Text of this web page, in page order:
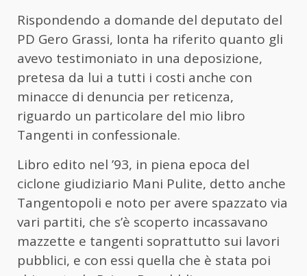
Rispondendo a domande del deputato del
PD Gero Grassi, Ionta ha riferito quanto gli
avevo testimoniato in una deposizione,
pretesa da lui a tutti i costi anche con
minacce di denuncia per reticenza,
riguardo un particolare del mio libro
Tangenti in confessionale.
Libro edito nel ’93, in piena epoca del
ciclone giudiziario Mani Pulite, detto anche
Tangentopoli e noto per avere spazzato via
vari partiti, che s’è scoperto incassavano
mazzette e tangenti soprattutto sui lavori
pubblici, e con essi quella che è stata poi